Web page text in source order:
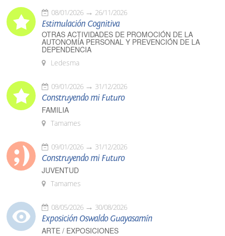
08/01/2026 26/11/2026
Estimulación Cognitiva
OTRAS ACTIVIDADES DE PROMOCIÓN DE LA
AUTONOMÍA PERSONAL Y PREVENCIÓN DE LA
DEPENDENCIA
Ledesma
09/01/2026 31/12/2026
Construyendo mi Futuro
FAMILIA
Tamames
09/01/2026 31/12/2026
Construyendo mi Futuro
JUVENTUD
Tamames
08/05/2026 30/08/2026
Exposición Oswaldo Guayasamín
ARTE / EXPOSICIONES